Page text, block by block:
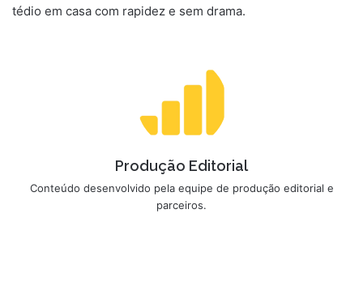
tédio em casa com rapidez e sem drama.
Produção Editorial
Conteúdo desenvolvido pela equipe de produção editorial e
parceiros.